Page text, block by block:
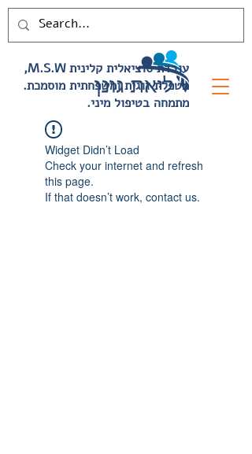
,M.S.W עובדת סוציאלית קלינית
.מטפלת זוגית ומשפחתית מוסמכת
.מתמחה בטיפול מיני
Widget Didn’t Load
Check your internet and refresh
this page.
If that doesn’t work, contact us.